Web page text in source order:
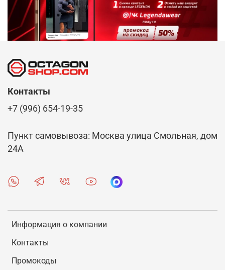
Информация о компании
Контакты
Промокоды
Контакты
+7 (996) 654-19-35
Пункт самовывоза: Москва улица Смольная, дом
24А